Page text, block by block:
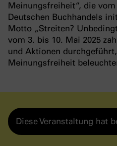
Meinungsfreiheit“, die
Deutschen Buchhandels
Motto „Streiten?
vom 3. bis 10. Mai 2025
und Aktionen durchgeführt,
Meinungsfreiheit
Diese Veranstaltung hat